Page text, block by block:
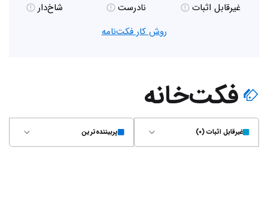
غیر‌قابل اثبات نادرست
شاخ‌دار
روش کار فکت‌نامه
فکت‌خانه
غیر‌قابل اثبات (۰) پربیننده‌ترین